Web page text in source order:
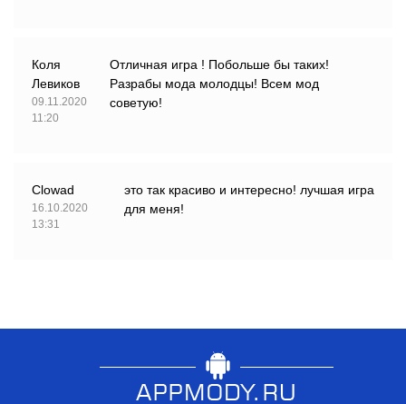
Коля
Левиков
09.11.2020
11:20
Отличная игра ! Побольше бы таких!
Разрабы мода молодцы! Всем мод
советую!
Clowad
16.10.2020
13:31
это так красиво и интересно! лучшая игра
для меня!